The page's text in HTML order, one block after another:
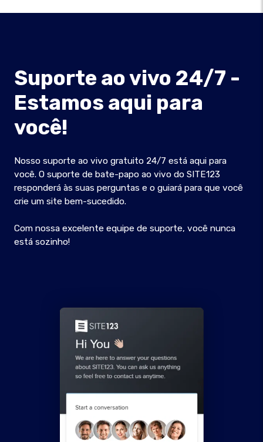
Suporte ao vivo 24/7 -
Estamos aqui para
você!
Nosso suporte ao vivo gratuito 24/7 está aqui para
você. O suporte de bate-papo ao vivo do SITE123
responderá às suas perguntas e o guiará para que você
crie um site bem-sucedido.
Com nossa excelente equipe de suporte, você nunca
está sozinho!